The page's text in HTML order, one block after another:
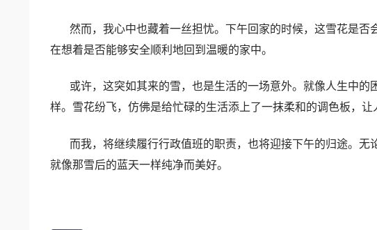
然而，我心中也藏着一丝担忧。下午回家的时候，这雪花是否
在想着是否能够安全顺利地回到温暖的家中。
或许，这突如其来的雪，也是生活的一场意外。就像人生中的
样。雪花纷飞，仿佛是给忙碌的生活添上了一抹柔和的调色板，让
而我，将继续履行行政值班的职责，也将迎接下午的归途。无
就像那雪后的蓝天一样纯净而美好。